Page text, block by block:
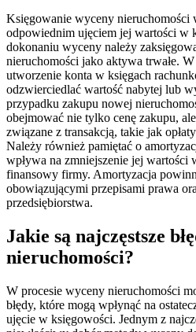
Księgowanie wyceny nieruchomości
odpowiednim ujęciem jej wartości w
dokonaniu wyceny należy
nieruchomości jako aktywa trwałe.
utworzenie konta w księgach
odzwierciedlać wartość nabytej lub
przypadku zakupu nowej
obejmować nie tylko cenę zakupu,
związane z transakcją, takie jak
Należy również pamiętać o
wpływa na zmniejszenie jej wartości
finansowy firmy. Amortyzacja
obowiązującymi przepisami prawa
przedsiębiorstwa.
Jakie są najczęstsze
nieruchomości?
W procesie wyceny nieruchomości
błędy, które mogą wpłynąć na
ujęcie w księgowości. Jednym z